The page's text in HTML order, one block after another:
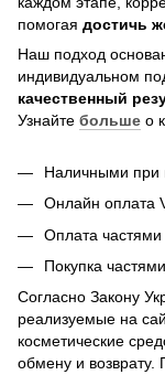
помогая достичь
Наш подход
индивидуальном
качественный
Узнайте больше о
Наличными при
Онлайн оплата
Оплата
Покупка
Согласно Закону
реализуемые на
косметические
обмену и возврату.